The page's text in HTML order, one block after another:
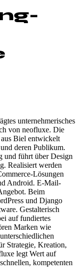
unternehmerisches
von neofluxe. Die
Biel entwickelt
deren Publikum.
und führt über Design
Realisiert werden
Lösungen
Android. E-Mail-
Beim
und Django
Gestalterisch
auf fundiertes
Marken wie
Strategie, Kreation,
legt Wert auf
kompetenten